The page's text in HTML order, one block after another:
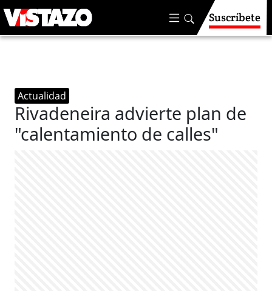
Suscríbete
Actualidad
Rivadeneira advierte plan de
"calentamiento de calles"